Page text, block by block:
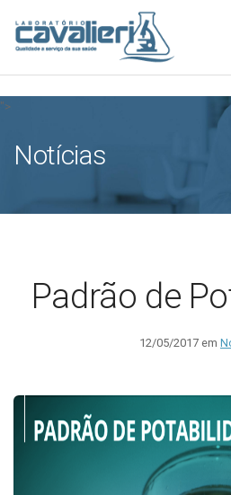
[elfsight_whatsapp_chat id="1"]
">
Notícias
Padrão de
12/05/2017 em